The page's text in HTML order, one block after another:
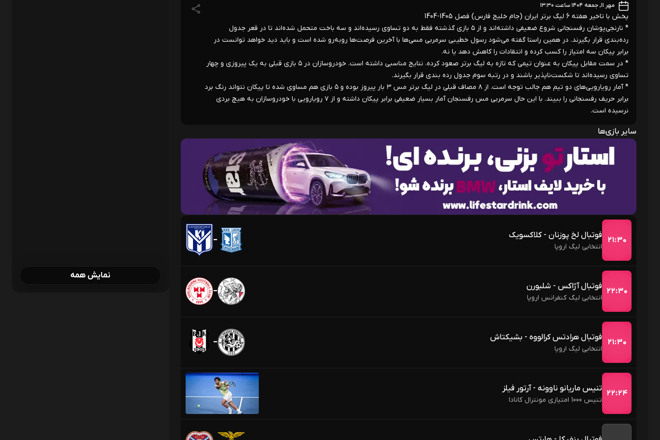
مهر ۱۱, جمعه ۱۴۰۴ ساعت ۱۳:۳۰
پخش با تاخیر هفته 6 لیگ برتر ایران (جام خلیج فارس) فصل 1405-1404
* نارنجی‌پوشان رفسنجانی شروع ضعیفی داشته‌اند و از ۵ بازی گذشته فقط به دو تساوی رسیده‌اند و سه باخت متحمل شده‌اند تا در قعر جدول
رده‌بندی قرار بگیرند. در همین راستا گفته می‌شود رسول خطیبی سرمربی مسی‌ها با آخرین فرصت‌ها روبه‌رو شده است و باید دید خواهد توانست در
برابر پیکان سه امتیاز را کسب کرده و انتقادات را کاهش دهد یا نه.
* در سمت مقابل پیکان به عنوان تیمی که تازه به لیگ برتر صعود کرده، نتایج مناسبی داشته است. خودروسازان در ۵ بازی قبلی به یک پیروزی و چهار
تساوی رسیده‌اند تا شکست‌ناپذیر باشند و در رتبه سوم جدول رده بندی قرار بگیرند.
* آمار رویارویی‌های دو‌ تیم هم‌ جالب توجه است. از ۸ مصاف قبلی در لیگ برتر مس ۳ بار پیروز بوده و ۵ بازی هم مساوی شده تا پیکان نتواند رنگ برد
برابر حریف رفسنجانی را ببیند. با این حال سرمربی مس رفسنجان آمار بسیار ضعیفی برابر پیکان داشته و از ۷ رویارویی با خودروسازان به هیچ بردی
نرسیده است.
سایر بازی‌ها
۲۱:۳۰ فوتبال لخ پوزنان - کلاکسویک
انتخابی لیگ اروپا -
۲۲:۳۰ فوتبال آژاکس - شلبورن
انتخابی لیگ کنفرانس اروپا -
۲۱:۳۰ فوتبال هرادتس کرالووه - بشیکتاش
انتخابی لیگ اروپا -
۲۲:۲۴ تنیس ماریانو ناوونه - آرتور فیلز
تنیس 1000 امتیازی مونترال کانادا
نمایش همه